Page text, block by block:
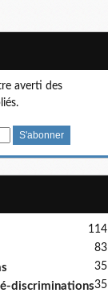
averti des
114
83
35
discriminations35